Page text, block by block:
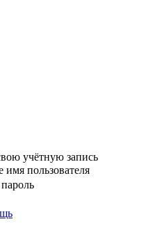
учётную запись
имя пользователя